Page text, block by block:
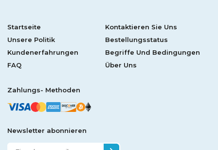
Startseite
Kontaktieren Sie Uns
Unsere Politik
Bestellungsstatus
Kundenerfahrungen
Begriffe Und Bedingungen
FAQ
Über Uns
Zahlungs- Methoden
Newsletter abonnieren